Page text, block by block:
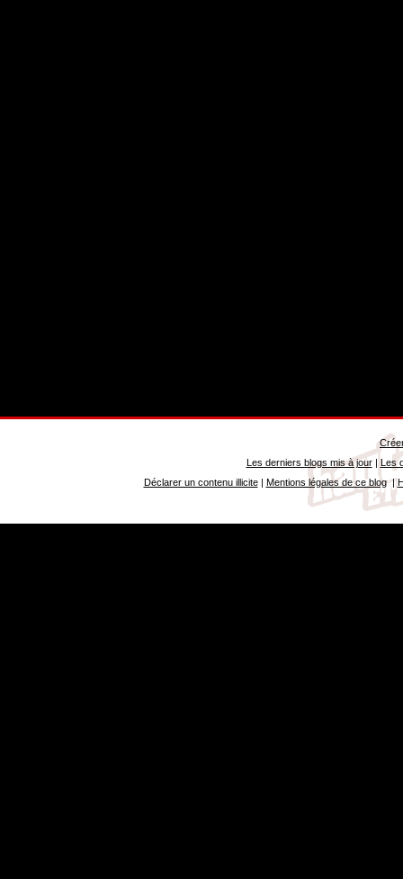
Les derniers blogs mis à jour| Les
Déclarer un contenu illicite| Mentions légales de ce blog|